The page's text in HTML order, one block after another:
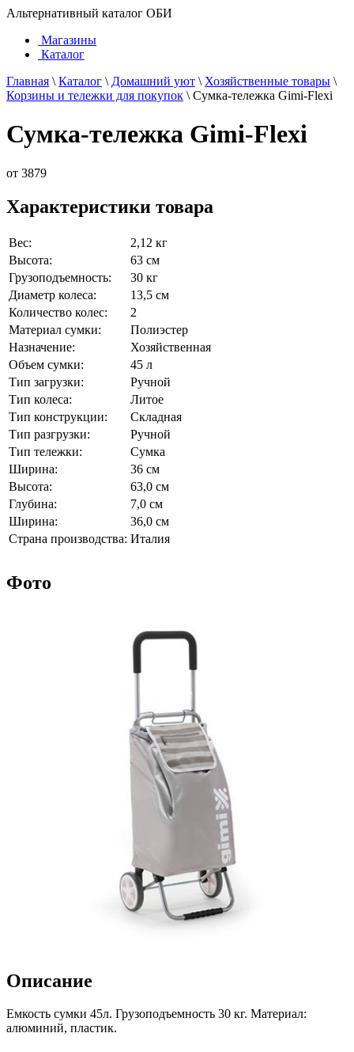
Альтернативный каталог ОБИ
Магазины
Каталог
Главная \ Каталог \ Домашний уют \ Хозяйственные товары \
Корзины и тележки для покупок \ Сумка-тележка Gimi-Flexi
Сумка-тележка Gimi-Flexi
от 3879
Характеристики товара
Вес:
2,12 кг
Высота:
63 см
Грузоподъемность:
30 кг
Диаметр колеса:
13,5 см
Количество колес:
2
Материал сумки:
Полиэстер
Назначение:
Хозяйственная
Объем сумки:
45 л
Тип загрузки:
Ручной
Тип колеса:
Литое
Тип конструкции:
Складная
Тип разгрузки:
Ручной
Тип тележки:
Сумка
Ширина:
36 см
Высота:
63,0 см
Глубина:
7,0 см
Ширина:
36,0 см
Страна производства: Италия
Фото
Описание
Емкость сумки 45л. Грузоподъемность 30 кг. Материал:
алюминий, пластик.